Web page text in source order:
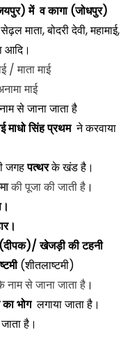
में व कागा (जोधपुर)
माता, बोदरी देवी, महामाई,
आदि।
/ माता माई
माई
से जाना जाता है
माधो सिंह प्रथमने करवाया
जगहपत्थरके खंड है।
की पूजा की जाती है ।
(दीपक)/ खेजड़ी की टहनी
(शीतलाष्टमी)
से जाना जाता है।
भोग लगाया जाता है।
है।